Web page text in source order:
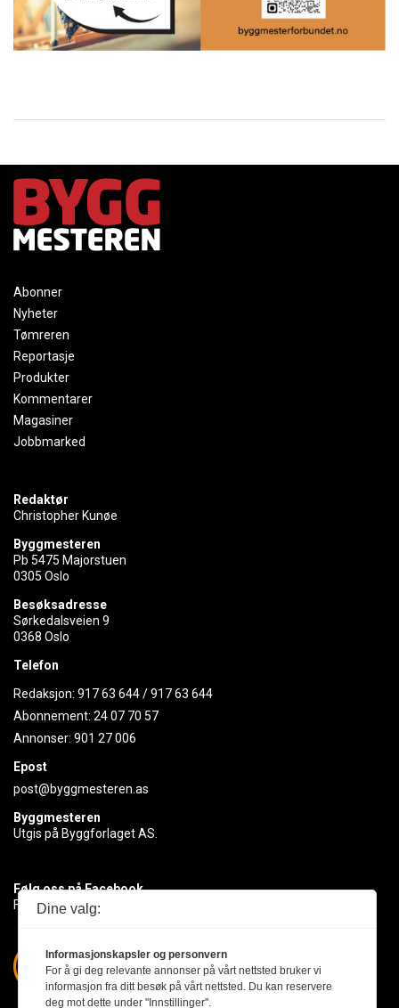
Abonner
Nyheter
Tømreren
Reportasje
Produkter
Kommentarer
Magasiner
Jobbmarked
Redaktør
Christopher Kunøe
Byggmesteren
Pb 5475 Majorstuen
0305 Oslo
Besøksadresse
Sørkedalsveien 9
0368 Oslo
Telefon
Redaksjon: 917 63 644/917 63 644
Abonnement: 24 07 70 57
Annonser: 901 27 006
Epost
post@byggmesteren.as
Byggmesteren
Utgis på Byggforlaget AS.
Følg oss på Facebook
Få med deg det siste innen byggebransjen
Dine valg:
Informasjonskapsler og personvern
For å gi deg relevante annonser på vårt nettsted bruker vi
informasjon fra ditt besøk på vårt nettsted. Du kan reservere
deg mot dette under "Innstillinger".